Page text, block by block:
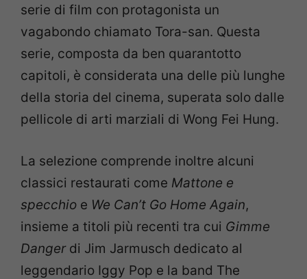
serie di film con protagonista un
vagabondo chiamato Tora-san. Questa
serie, composta da ben quarantotto
capitoli, è considerata una delle più lunghe
della storia del cinema, superata solo dalle
pellicole di arti marziali di Wong Fei Hung.
La selezione comprende inoltre alcuni
classici restaurati come Mattone e
specchio e We Can’t Go Home Again,
insieme a titoli più recenti tra cui Gimme
Dangerdi Jim Jarmusch dedicato al
leggendario Iggy Pop e la band The